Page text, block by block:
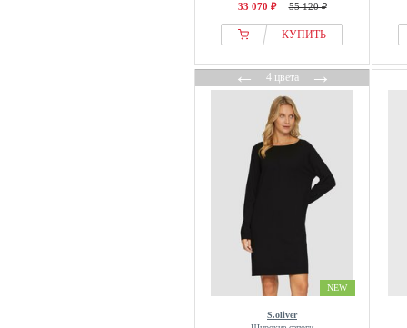
33 070 ₽ 55 120 ₽
КУПИТЬ
←4 цвета→
NEW
S.oliver